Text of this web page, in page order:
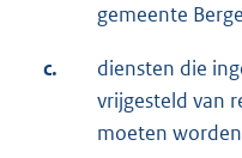
gemeente
c.
diensten die
vrijgesteld van
moeten